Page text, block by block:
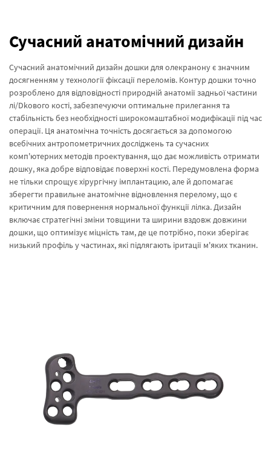
Сучасний анатомічний дизайн
Сучасний анатомічний дизайн дошки для олекранону є значним
досягненням у технології фіксації переломів. Контур дошки точно
розроблено для відповідності природній анатомії задньої частини
лі/Dkового кості, забезпечуючи оптимальне прилегання та
стабільність без необхідності широкомаштабної модифікації під час
операції. Ця анатомічна точність досягається за допомогою
всебічних антропометричних досліджень та сучасних
комп'ютерних методів проектування, що дає можливість отримати
дошку, яка добре відповідає поверхні кості. Передумовлена форма
не тільки спрощує хірургічну імплантацию, але й допомагає
зберегти правильне анатомічне відновлення перелому, що є
критичним для повернення нормальної функції лілка. Дизайн
включає стратегічні зміни товщини та ширини вздовж довжини
дошки, що оптимізує міцність там, де це потрібно, поки зберігає
низький профіль у частинах, які підлягають іритації м'яких тканин.